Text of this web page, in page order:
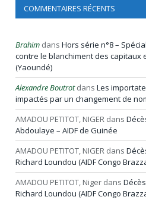
COMMENTAIRES RÉCENTS
Brahim dans Hors série n°8 –
contre le blanchiment des capitaux
(Yaoundé)
Alexandre Boutrotdans Les
impactés par un changement de
AMADOU PETITOT, NIGER dans
Abdoulaye – AIDF de Guinée
AMADOU PETITOT, NIGER dans
Richard Loundou (AIDF Congo
AMADOU PETITOT, Niger dans
Richard Loundou (AIDF Congo